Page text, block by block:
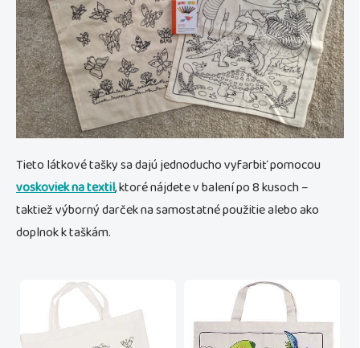
Tieto látkové tašky sa dajú jednoducho vyfarbiť pomocou
voskoviek na textil, ktoré nájdete v balení po 8 kusoch –
taktiež výborný darček na samostatné použitie alebo ako
doplnok k taškám.